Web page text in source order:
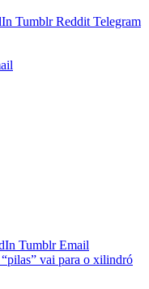
Tumblr Reddit Telegram
Tumblr Email
vai para o xilindró